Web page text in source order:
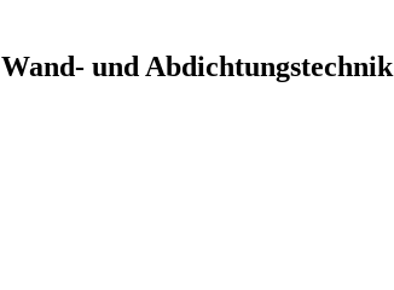
und Abdichtungstechnik